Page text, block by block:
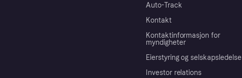
Auto-Track
Kontakt
Kontaktinformasjon for
myndigheter
Eierstyring og selskapsledelse
Investor relations